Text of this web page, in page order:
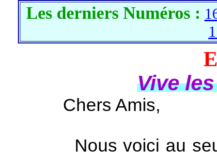
Les derniers Numéros :
Vive
Chers Amis,
Nous voici au seuil